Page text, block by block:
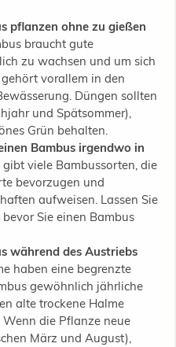
pflanzen ohne zu gießen
braucht gute
zu wachsen und um sich
vorallem in den
Düngen sollten
und Spätsommer),
Grün behalten.
Bambus irgendwo in
gibt viele Bambussorten, die
bevorzugen und
aufweisen. Lassen Sie
Sie einen Bambus
während des Austriebs
haben eine begrenzte
gewöhnlich jährliche
alte trockene Halme
die Pflanze neue
März und August),